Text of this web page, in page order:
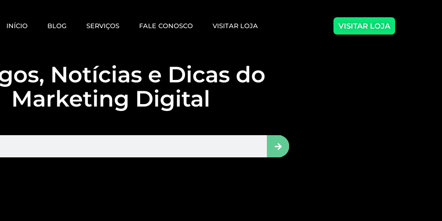
INÍCIO BLOG SERVIÇOS FALE CONOSCO VISITAR LOJA VISITAR LOJA
Notícias e Dicas do
Marketing Digital